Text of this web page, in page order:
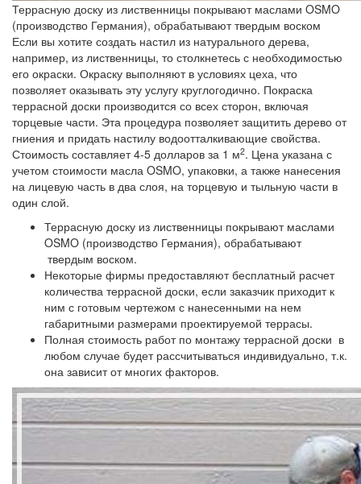
Террасную доску из лиственницы покрывают маслами OSMO
(производство Германия), обрабатывают твердым воском
Если вы хотите создать настил из натурального дерева,
например, из лиственницы, то столкнетесь с необходимостью
его окраски. Окраску выполняют в условиях цеха, что
позволяет оказывать эту услугу круглогодично. Покраска
террасной доски производится со всех сторон, включая
торцевые части. Эта процедура позволяет защитить дерево от
гниения и придать настилу водоотталкивающие свойства.
Стоимость составляет 4-5 долларов за 1 м2. Цена указана с
учетом стоимости масла OSMO, упаковки, а также нанесения
на лицевую часть в два слоя, на торцевую и тыльную части в
один слой.
Террасную доску из лиственницы покрывают маслами
OSMO (производство Германия), обрабатывают
твердым воском.
Некоторые фирмы предоставляют бесплатный расчет
количества террасной доски, если заказчик приходит к
ним с готовым чертежом с нанесенными на нем
габаритными размерами проектируемой террасы.
Полная стоимость работ по монтажу террасной доски в
любом случае будет рассчитываться индивидуально, т.к.
она зависит от многих факторов.